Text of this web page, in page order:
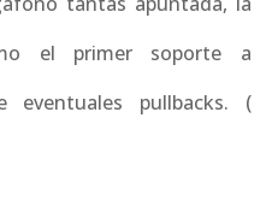
el primer soporte a
pullbacks. (